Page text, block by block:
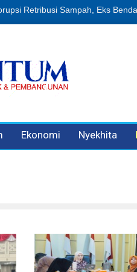
Penipuan Oleh Oknum
Ekonomi Nyekhita